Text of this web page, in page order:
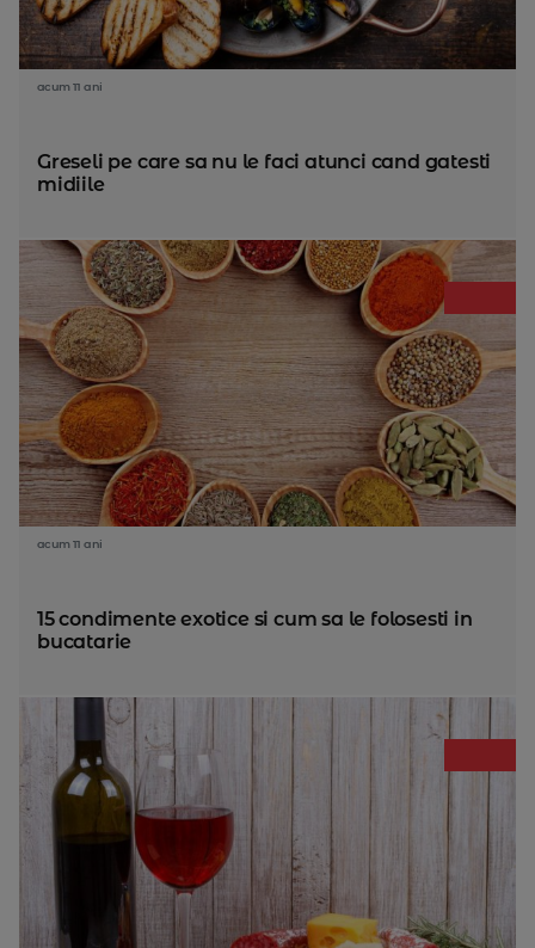
acum 11 ani
Greseli pe care sa nu le faci atunci cand gatesti
midiile
acum 11 ani
15 condimente exotice si cum sa le folosesti in
bucatarie